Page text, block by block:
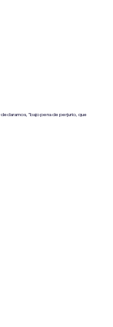
"bajo pena de perjurio, que